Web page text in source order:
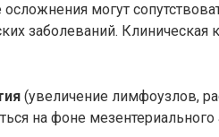
могут
заболеваний. Клиническая
(увеличение лимфоузлов,
на фоне